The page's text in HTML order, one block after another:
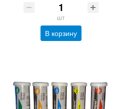
шт
В корзину